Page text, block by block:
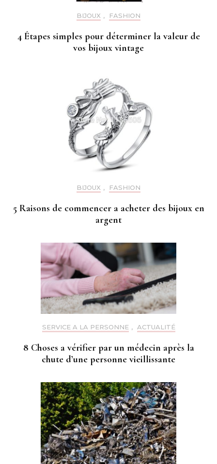
BIJOUX , FASHION
4 Étapes simples pour déterminer la valeur de
vos bijoux vintage
BIJOUX , FASHION
5 Raisons de commencer a acheter des bijoux en
argent
SERVICE A LA PERSONNE , ACTUALITÉ
8 Choses a vérifier par un médecin après la
chute d’une personne vieillissante